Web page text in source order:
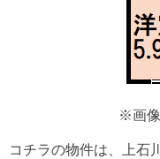
※画
コチラの物件は、上石